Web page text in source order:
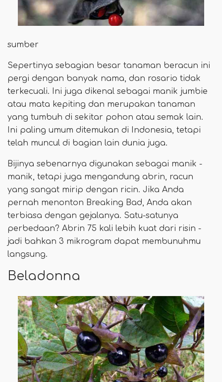
sumber
Sepertinya sebagian besar tanaman beracun ini
pergi dengan banyak nama, dan rosario tidak
terkecuali. Ini juga dikenal sebagai manik jumbie
atau mata kepiting dan merupakan tanaman
yang tumbuh di sekitar pohon atau semak lain.
Ini paling umum ditemukan di Indonesia, tetapi
telah muncul di bagian lain dunia juga.
Bijinya sebenarnya digunakan sebagai manik -
manik, tetapi juga mengandung abrin, racun
yang sangat mirip dengan ricin. Jika Anda
pernah menonton Breaking Bad, Anda akan
terbiasa dengan gejalanya. Satu-satunya
perbedaan? Abrin 75 kali lebih kuat dari risin -
jadi bahkan 3 mikrogram dapat membunuhmu
langsung.
Beladonna